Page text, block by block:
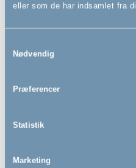
eller som de har indsamlet fra
Nødvendig
Præferencer
Statistik
Marketing
juniorseng by BabyDan,